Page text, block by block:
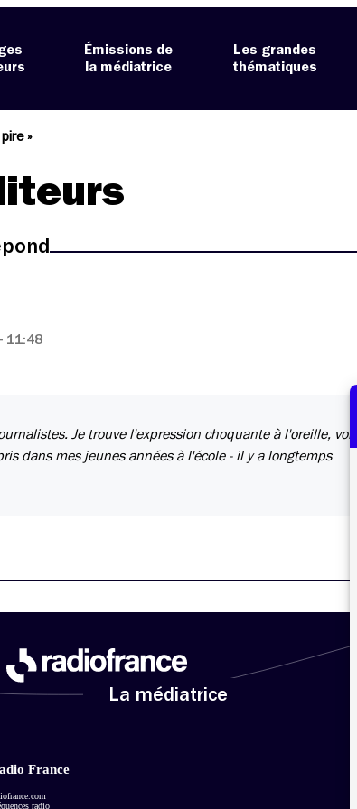
Émissions de
la médiatrice
Les grandes
thématiques
»
11:48
Je trouve l'expression choquante à l'oreille, voire
dans mes jeunes années à l'école - il y a longtemps
La médiatrice
France
radio